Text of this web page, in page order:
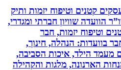
וטיפוח יזמות ותיק
שוויון חברתי ומגדרי,
יזמות, חבר
הנהלה, חינוך,
הילד, איכות הסביבה,
מלגות והקהילה